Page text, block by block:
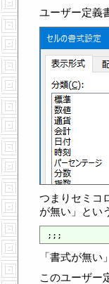
ユーザー定義
つまりセミコ
が無い」とい
「書式が無い
このユーザー